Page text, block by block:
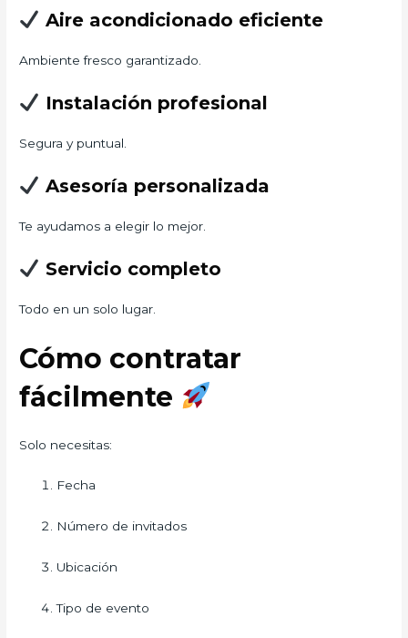
Aire acondicionado eficiente
Ambiente fresco garantizado.
Instalación profesional
Segura y puntual.
Asesoría personalizada
Te ayudamos a elegir lo mejor.
Servicio completo
Todo en un solo lugar.
Cómo contratar
fácilmente
Solo necesitas:
Fecha
Número de invitados
Ubicación
Tipo de evento